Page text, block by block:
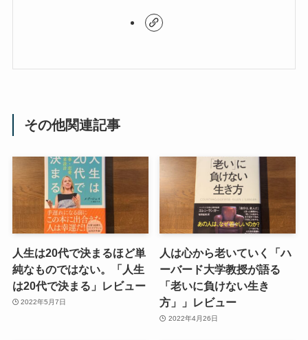
その他関連記事
人生は20代で決まるほど単
純なものではない。「人生
は20代で決まる」レビュー
2022年5月7日
人は心から老いていく「ハ
ーバード大学教授が語る
「老いに負けない生き
方」」レビュー
2022年4月26日